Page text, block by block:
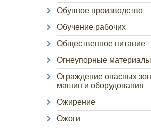
Обувное производство
Обучение рабочих
Общественное питание
Огнеупорные материалы
Ограждение опасных зон
машин и оборудования
Ожирение
Ожоги